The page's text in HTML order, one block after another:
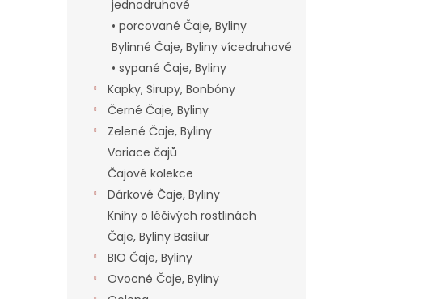
jednodruhové
• porcované Čaje, Byliny
Bylinné Čaje, Byliny vícedruhové
• sypané Čaje, Byliny
Kapky, Sirupy, Bonbóny
Černé Čaje, Byliny
Zelené Čaje, Byliny
Variace čajů
Čajové kolekce
Dárkové Čaje, Byliny
Knihy o léčivých rostlinách
Čaje, Byliny Basilur
BIO Čaje, Byliny
Ovocné Čaje, Byliny